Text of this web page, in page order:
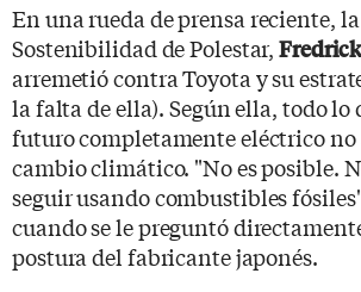
En una rueda de prensa reciente,
Sostenibilidad de Polestar,
arremetió contra Toyota y su
la falta de ella). Según ella, todo lo
futuro completamente eléctrico no
cambio climático. "No es posible.
seguir usando combustibles
cuando se le preguntó
postura del fabricante japonés.